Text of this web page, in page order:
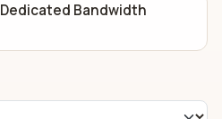
Bandwidth